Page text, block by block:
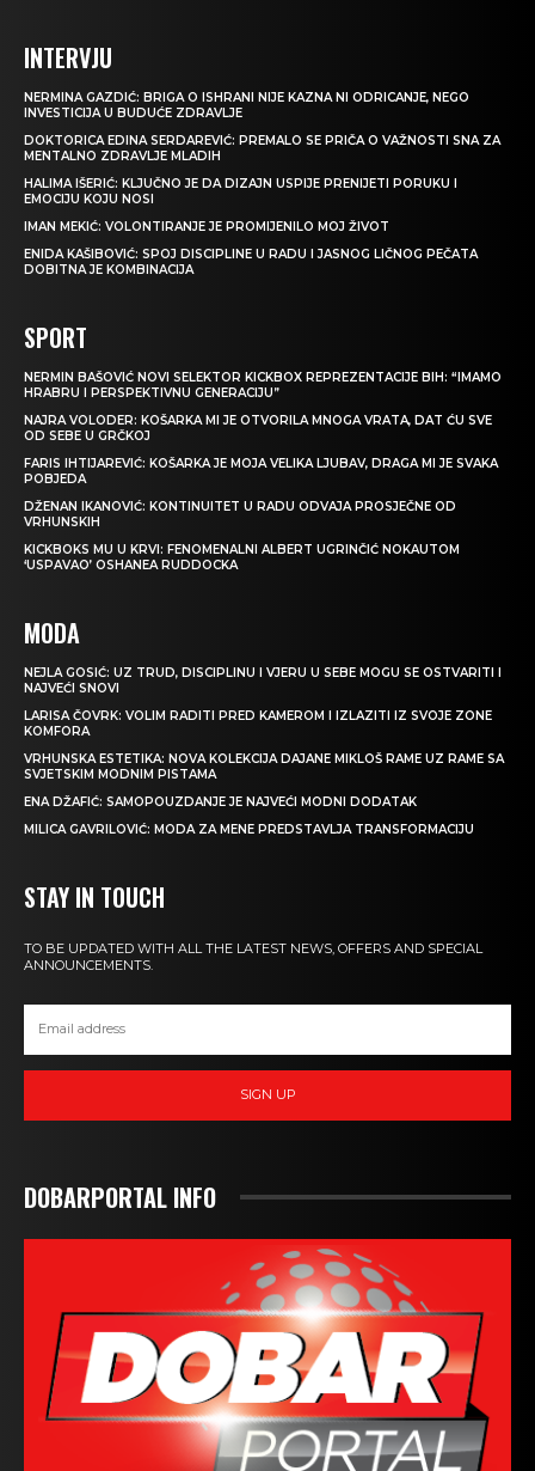
INTERVJU
NERMINA GAZDIĆ: BRIGA O ISHRANI NIJE KAZNA NI ODRICANJE, NEGO
INVESTICIJA U BUDUĆE ZDRAVLJE
DOKTORICA EDINA SERDAREVIĆ: PREMALO SE PRIČA O VAŽNOSTI SNA ZA
MENTALNO ZDRAVLJE MLADIH
HALIMA IŠERIĆ: KLJUČNO JE DA DIZAJN USPIJE PRENIJETI PORUKU I
EMOCIJU KOJU NOSI
IMAN MEKIĆ: VOLONTIRANJE JE PROMIJENILO MOJ ŽIVOT
ENIDA KAŠIBOVIĆ: SPOJ DISCIPLINE U RADU I JASNOG LIČNOG PEČATA
DOBITNA JE KOMBINACIJA
SPORT
NERMIN BAŠOVIĆ NOVI SELEKTOR KICKBOX REPREZENTACIJE BIH: “IMAMO
HRABRU I PERSPEKTIVNU GENERACIJU”
NAJRA VOLODER: KOŠARKA MI JE OTVORILA MNOGA VRATA, DAT ĆU SVE
OD SEBE U GRČKOJ
FARIS IHTIJAREVIĆ: KOŠARKA JE MOJA VELIKA LJUBAV, DRAGA MI JE SVAKA
POBJEDA
DŽENAN IKANOVIĆ: KONTINUITET U RADU ODVAJA PROSJEČNE OD
VRHUNSKIH
KICKBOKS MU U KRVI: FENOMENALNI ALBERT UGRINČIĆ NOKAUTOM
‘USPAVAO’ OSHANEA RUDDOCKA
MODA
NEJLA GOSIĆ: UZ TRUD, DISCIPLINU I VJERU U SEBE MOGU SE OSTVARITI I
NAJVEĆI SNOVI
LARISA ČOVRK: VOLIM RADITI PRED KAMEROM I IZLAZITI IZ SVOJE ZONE
KOMFORA
VRHUNSKA ESTETIKA: NOVA KOLEKCIJA DAJANE MIKLOŠ RAME UZ RAME SA
SVJETSKIM MODNIM PISTAMA
ENA DŽAFIĆ: SAMOPOUZDANJE JE NAJVEĆI MODNI DODATAK
MILICA GAVRILOVIĆ: MODA ZA MENE PREDSTAVLJA TRANSFORMACIJU
STAY IN TOUCH
TO BE UPDATED WITH ALL THE LATEST NEWS, OFFERS AND SPECIAL
ANNOUNCEMENTS.
SIGN UP
DOBARPORTAL INFO